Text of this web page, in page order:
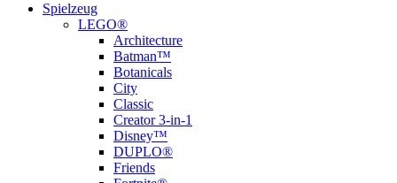
Spielzeug
LEGO®
Architecture
Batman™
Botanicals
City
Classic
Creator 3-in-1
Disney™
DUPLO®
Friends